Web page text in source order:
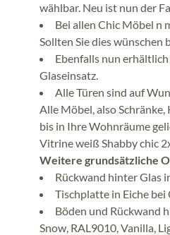
wählbar. Neu ist nun der
Bei allen Chic Möbel n
Sollten Sie dies wünschen
Ebenfalls nun
Glaseinsatz.
Alle Türen sind auf
Alle Möbel, also
bis in Ihre Wohnräume
Vitrine weiß Shabby chic
Weitere grundsätzliche
Rückwand hinter Glas
Tischplatte in Eiche
Böden und Rückwand
Snow, RAL9010, Vanilla,